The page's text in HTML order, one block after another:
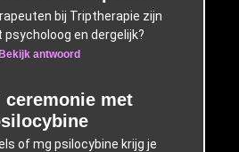
bij Triptherapie zijn
en dergelijk?
antwoord
ceremonie met
of mg psilocybine krijg je